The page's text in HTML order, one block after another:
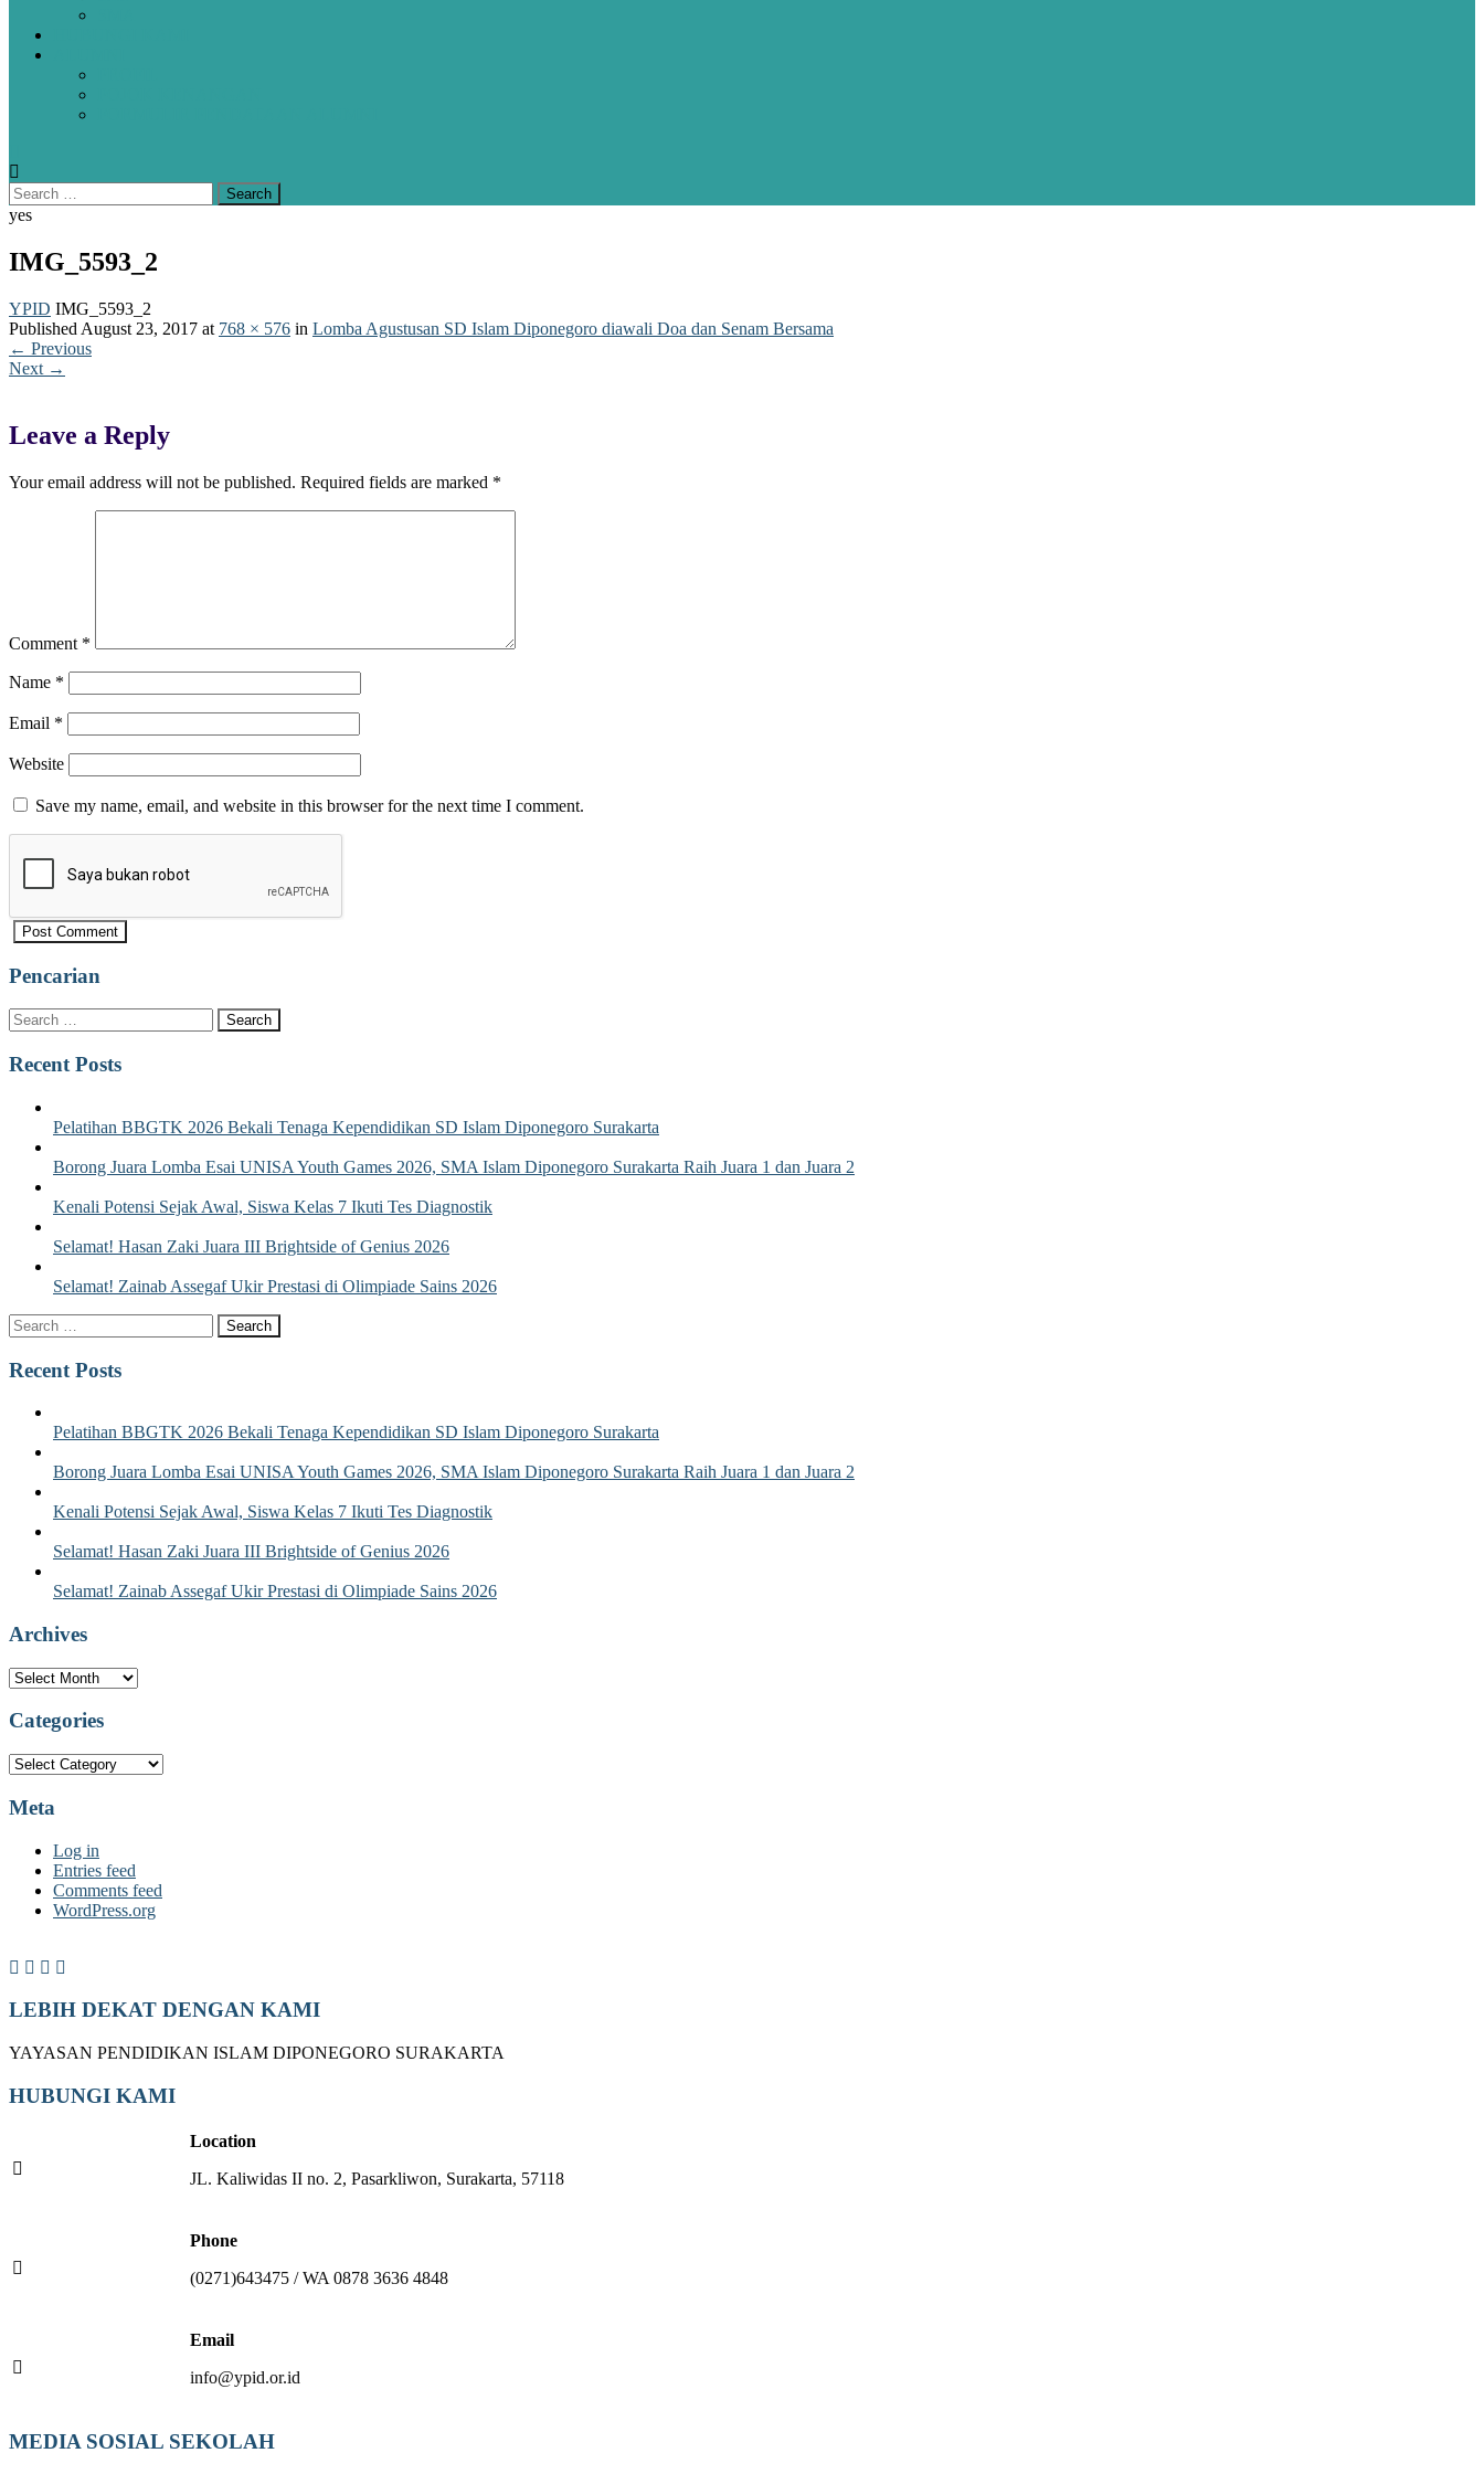
yes
IMG_5593_2
YPID IMG_5593_2
Published August 23, 2017 at 768 × 576 in Lomba Agustusan SD Islam Diponegoro diawali Doa dan Senam Bersama
← Previous
Next →
Leave a Reply
Your email address will not be published. Required fields are marked *
Comment *
Name *
Email *
Website
Save my name, email, and website in this browser for the next time I comment.
Pencarian
Recent Posts
Pelatihan BBGTK 2026 Bekali Tenaga Kependidikan SD Islam Diponegoro Surakarta
Borong Juara Lomba Esai UNISA Youth Games 2026, SMA Islam Diponegoro Surakarta Raih Juara 1 dan Juara 2
Kenali Potensi Sejak Awal, Siswa Kelas 7 Ikuti Tes Diagnostik
Selamat! Hasan Zaki Juara III Brightside of Genius 2026
Selamat! Zainab Assegaf Ukir Prestasi di Olimpiade Sains 2026
Recent Posts
Pelatihan BBGTK 2026 Bekali Tenaga Kependidikan SD Islam Diponegoro Surakarta
Borong Juara Lomba Esai UNISA Youth Games 2026, SMA Islam Diponegoro Surakarta Raih Juara 1 dan Juara 2
Kenali Potensi Sejak Awal, Siswa Kelas 7 Ikuti Tes Diagnostik
Selamat! Hasan Zaki Juara III Brightside of Genius 2026
Selamat! Zainab Assegaf Ukir Prestasi di Olimpiade Sains 2026
Archives
Archives
Categories
Categories
Meta
Log in
Entries feed
Comments feed
WordPress.org
LEBIH DEKAT DENGAN KAMI
YAYASAN PENDIDIKAN ISLAM DIPONEGORO SURAKARTA
HUBUNGI KAMI
Location
JL. Kaliwidas II no. 2, Pasarkliwon, Surakarta, 57118
Phone
(0271)643475 / WA 0878 3636 4848
Email
info@ypid.or.id
MEDIA SOSIAL SEKOLAH